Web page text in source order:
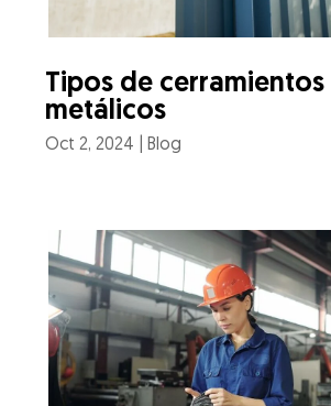
Tipos de cerramientos
metálicos
Oct 2, 2024 Blog